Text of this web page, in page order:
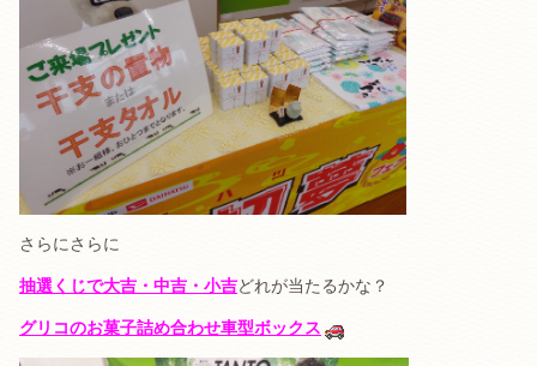
さらにさらに
抽選くじで大吉・中吉・小吉どれが当たるかな？
グリコのお菓子詰め合わせ車型ボックス